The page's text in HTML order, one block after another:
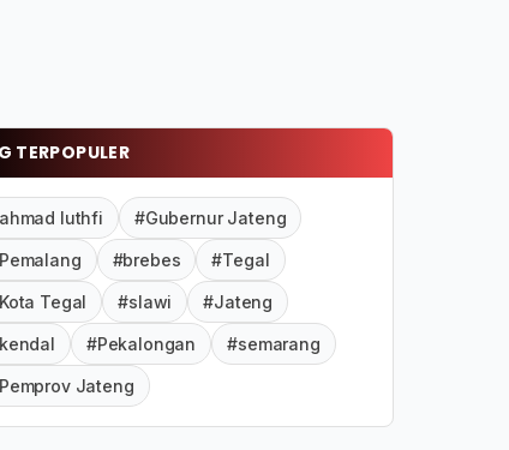
TERPOPULER
luthfi #Gubernur Jateng
#brebes #Tegal
Tegal #slawi #Jateng
#Pekalongan #semarang
Jateng